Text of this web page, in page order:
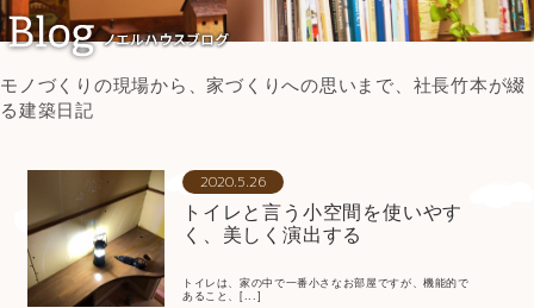
モノづくりの現場から、家づくりへの思いまで、社長竹本が綴
る建築日記
2020.5.26
トイレと言う小空間を使いやす
く、美しく演出する
トイレは、家の中で一番小さなお部屋ですが、機能的で
あること、[...]